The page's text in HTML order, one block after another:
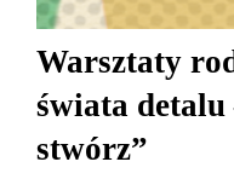
Warsztaty
świata
stwórz”